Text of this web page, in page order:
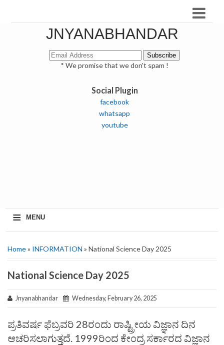
JNYANABHANDAR
* We promise that we don't spam !
Social Plugin
facebook
whatsapp
youtube
≡ MENU
Home» INFORMATION » National Science Day 2025
National Science Day 2025
Jnyanabhandar Wednesday, February 26, 2025
ಪ್ರತಿವರ್ಷ ಫೆಬ್ರವರಿ 28ರಂದು ರಾಷ್ಟ್ರೀಯ ವಿಜ್ಞಾನ ದಿನ
ಆಚರಿಸಲಾಗುತ್ತದೆ. 1999ರಿಂದ ಕೇಂದ್ರ ಸರ್ಕಾರದ ವಿಜ್ಞಾನ